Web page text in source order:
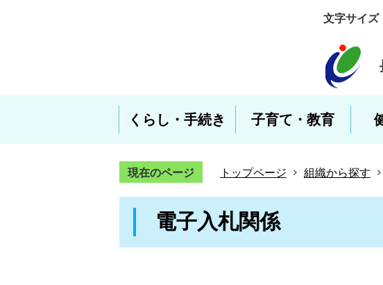
文字サイズ
くらし・手続き 子育て・教育
現在のページ トップページ 組織から探す
電子入札関係